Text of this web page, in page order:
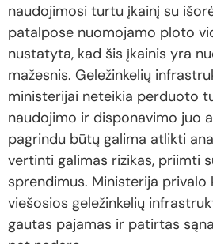
naudojimosi turtu įkainį su
patalpose nuomojamo ploto
nustatyta, kad šis įkainis yra
mažesnis. Geležinkelių
ministerijai neteikia perduoto
naudojimo ir disponavimo juo
pagrindu būtų galima atlikti
vertinti galimas rizikas, priimti
sprendimus. Ministerija
viešosios geležinkelių
gautas pajamas ir patirtas